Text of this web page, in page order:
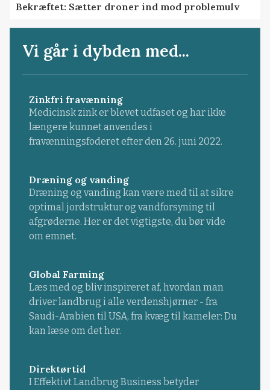
Bekræftet: Sætter droner ind mod problemulv
Vi går i dybden med...
Zinkfri fravænning
Medicinsk zink er blevet udfaset og har ikke
længere kunnet anvendes i
fravænningsfoderet efter den 26. juni 2022.
Dræning og vanding
Dræning og vanding kan være med til at sikre
optimal jordstruktur og vandforsyning til
afgrøderne. Her er det vigtigste, du bør vide
om emnet.
Global Farming
Læs med og bliv inspireret af, hvordan man
driver landbrug i alle verdenshjørner - fra
Saudi-Arabien til USA, fra kvæg til kameler: Du
kan læse om det her.
Direktørtid
I Effektivt Landbrug Business betyder